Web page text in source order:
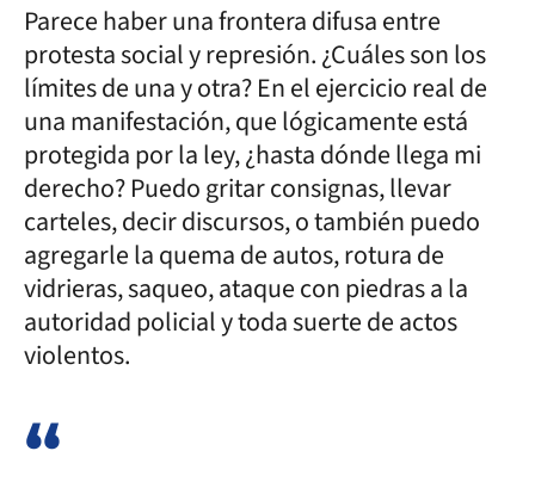
Parece haber una frontera difusa entre
protesta social y represión. ¿Cuáles son los
límites de una y otra? En el ejercicio real de
una manifestación, que lógicamente está
protegida por la ley, ¿hasta dónde llega mi
derecho? Puedo gritar consignas, llevar
carteles, decir discursos, o también puedo
agregarle la quema de autos, rotura de
vidrieras, saqueo, ataque con piedras a la
autoridad policial y toda suerte de actos
violentos.